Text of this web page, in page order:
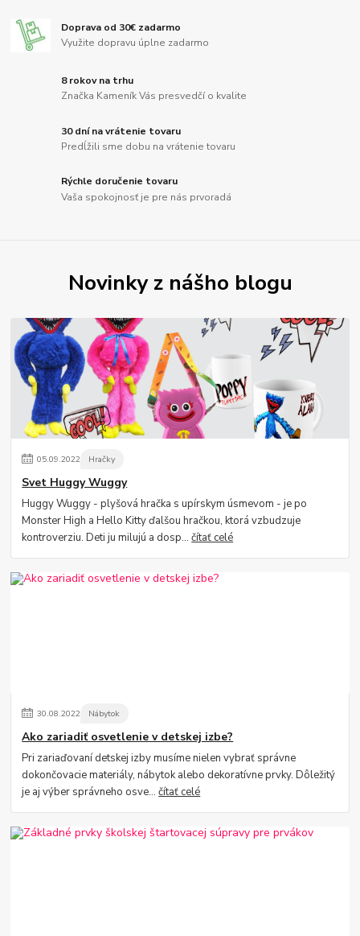
Doprava od 30€ zadarmo
Využite dopravu úplne zadarmo
8 rokov na trhu
Značka Kameník Vás presvedčí o kvalite
30 dní na vrátenie tovaru
Predĺžili sme dobu na vrátenie tovaru
Rýchle doručenie tovaru
Vaša spokojnosť je pre nás prvoradá
Novinky z nášho blogu
05.09.2022 Hračky
Svet Huggy Wuggy
Huggy Wuggy - plyšová hračka s upírskym úsmevom - je po
Monster High a Hello Kitty ďalšou hračkou, ktorá vzbudzuje
kontroverziu. Deti ju milujú a dosp...čítať celé
30.08.2022 Nábytok
Ako zariadiť osvetlenie v detskej izbe?
Pri zariaďovaní detskej izby musíme nielen vybrať správne
dokončovacie materiály, nábytok alebo dekoratívne prvky. Dôležitý
je aj výber správneho osve...čítať celé